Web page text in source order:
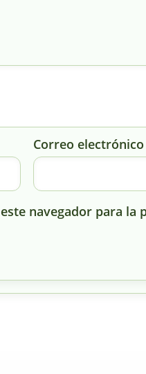
Correo
navegador para la